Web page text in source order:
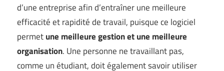
d’une entreprise afin d’entraîner une meilleure
efficacité et rapidité de travail, puisque ce logiciel
permetune meilleure gestion et une meilleure
organisation. Une personne ne travaillant pas,
comme un étudiant, doit également savoir utiliser